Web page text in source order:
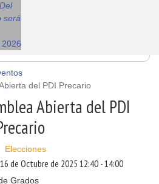
será
del PDI Precario
Abierta del PDI
Elecciones
de Octubre de 202512:40-14:00
Grados